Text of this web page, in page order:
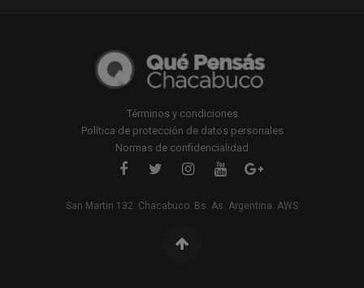
Términos y condiciones
Política de protección de datos personales
Normas de confidencialidad
San Martin 132. Chacabuco. Bs. As. Argentina. AWS